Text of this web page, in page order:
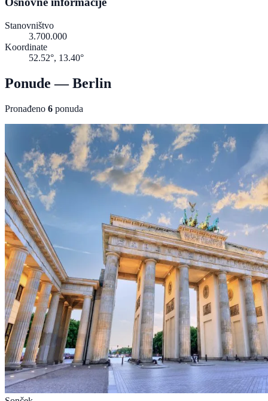
Stanovništvo
3.700.000
Koordinate
52.52°, 13.40°
Ponude — Berlin
Pronađeno 6 ponuda